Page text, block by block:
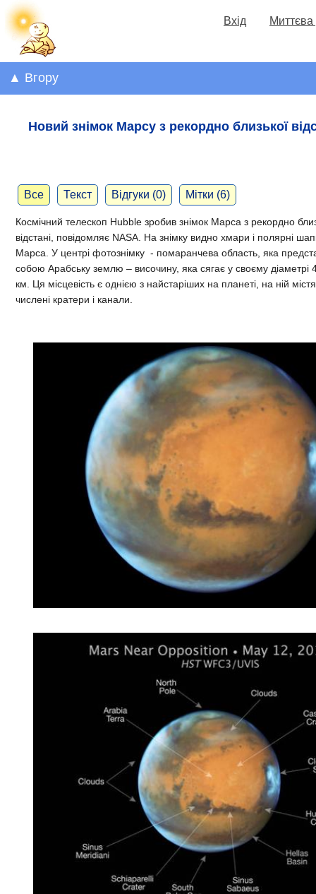
Вхід Миттєва
▲ Вгору
Новий знімок Марсу з рекордно близької
Все Текст Відгуки (0) Мітки (6)
Космічний телескоп Hubble зробив знімок Марса з рекордно
відстані, повідомляє NASA. На знімку видно хмари і полярні
Марса. У центрі фотознімку - помаранчева область, яка
собою Арабську землю – височину, яка сягає у своєму діаметрі
км. Ця місцевість є однією з найстаріших на планеті, на ній
числені кратери і канали.